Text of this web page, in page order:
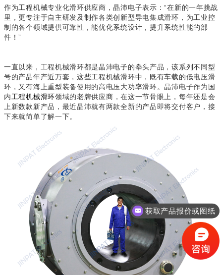
作为工程机械专业化滑环供应商，晶沛电子表示：“在新的一年挑战
里，更专注于自主研发及制作各类创新型导电集成滑环，为工业控
制的各个领域提供可靠性，能优化系统设计，提升系统性能的部
件！”
一直以来，工程机械滑环都是晶沛电子的拳头产品，该系列不同型
号的产品年产近万套，这些工程机械滑环中，既有车载的低电压滑
环，又有海上重型装备使用的高电压大功率滑环。晶沛电子作为国
内工程机械滑环领域的老牌供应商，在这一节骨眼上，每年还是会
上新数款新产品，最近晶沛就有两款全新的产品即将交付客户，接
下来就简单了解一下。
获取产品报价或图纸